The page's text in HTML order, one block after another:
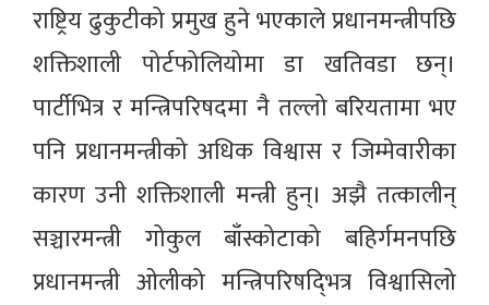
राष्ट्रिय ढुकुटीको प्रमुख हुने भएकाले प्रधानमन्त्रीपछि
शक्तिशाली पोर्टफोलियोमा डा खतिवडा छन्।
पार्टीभित्र र मन्त्रिपरिषदमा नै तल्लो बरियतामा भए
पनि प्रधानमन्त्रीको अधिक विश्वास र जिम्मेवारीका
कारण उनी शक्तिशाली मन्त्री हुन्। अझै तत्कालीन्
सञ्चारमन्त्री गोकुल बाँस्कोटाको बहिर्गमनपछि
प्रधानमन्त्री ओलीको मन्त्रिपरिषद्‍भित्र विश्वासिलो